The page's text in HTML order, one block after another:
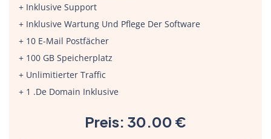
+ Inklusive Support
+ Inklusive Wartung Und Pflege Der Software
+ 10 E-Mail Postfächer
+ 100 GB Speicherplatz
+ Unlimitierter Traffic
+ 1 .de Domain Inklusive
Preis: 30.00 €